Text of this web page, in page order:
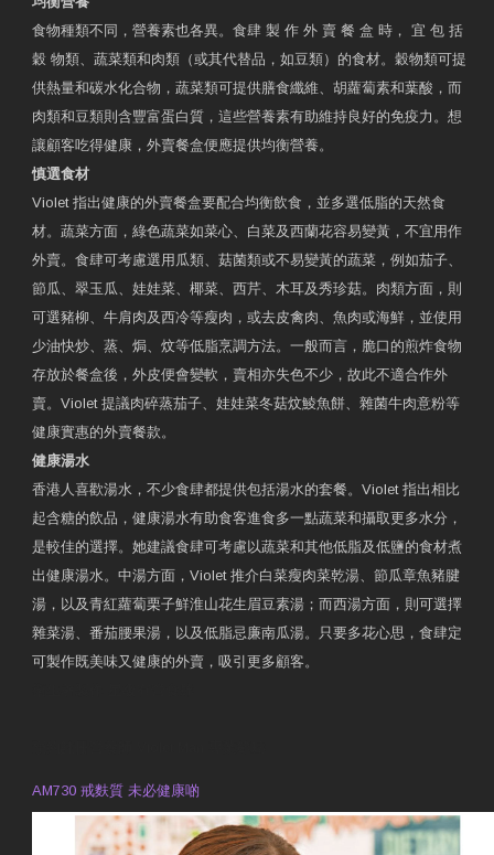
食物種類不同，營養素也各異。食肆 製 作 外 賣 餐 盒 時， 宜 包 括
穀 物類、蔬菜類和肉類（或其代替品，如豆類）的食材。穀物類可提
供熱量和碳水化合物，蔬菜類可提供膳食纖維、胡蘿蔔素和葉酸，而
肉類和豆類則含豐富蛋白質，這些營養素有助維持良好的免疫力。想
讓顧客吃得健康，外賣餐盒便應提供均衡營養。
慎選食材
Violet 指出健康的外賣餐盒要配合均衡飲食，並多選低脂的天然食
材。蔬菜方面，綠色蔬菜如菜心、白菜及西蘭花容易變黃，不宜用作
外賣。食肆可考慮選用瓜類、菇菌類或不易變黃的蔬菜，例如茄子、
節瓜、翠玉瓜、娃娃菜、椰菜、西芹、木耳及秀珍菇。肉類方面，則
可選豬柳、牛肩肉及西冷等瘦肉，或去皮禽肉、魚肉或海鮮，並使用
少油快炒、蒸、焗、炆等低脂烹調方法。一般而言，脆口的煎炸食物
存放於餐盒後，外皮便會變軟，賣相亦失色不少，故此不適合作外
賣。Violet 提議肉碎蒸茄子、娃娃菜冬菇炆鯪魚餅、雜菌牛肉意粉等
健康實惠的外賣餐款。
健康湯水
香港人喜歡湯水，不少食肆都提供包括湯水的套餐。Violet 指出相比
起含糖的飲品，健康湯水有助食客進食多一點蔬菜和攝取更多水分，
是較佳的選擇。她建議食肆可考慮以蔬菜和其他低脂及低鹽的食材煮
出健康湯水。中湯方面，Violet 推介白菜瘦肉菜乾湯、節瓜章魚豬腱
湯，以及青紅蘿蔔栗子鮮淮山花生眉豆素湯；而西湯方面，則可選擇
雜菜湯、番茄腰果湯，以及低脂忌廉南瓜湯。只要多花心思，食肆定
可製作既美味又健康的外賣，吸引更多顧客。
AM730 戒麩質 未必健康啲